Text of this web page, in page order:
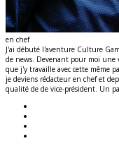
en chef
J'ai débuté l'aventure Culture
de news. Devenant pour moi
que j'y travaille avec cette même
je deviens rédacteur en chef et
qualité de de vice-président. Un